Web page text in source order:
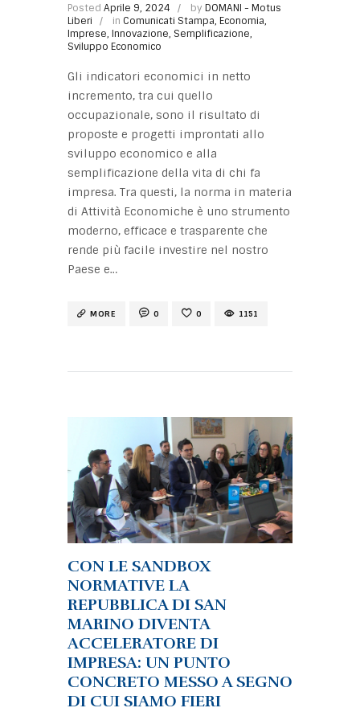
Posted Aprile 9, 2024 by DOMANI - Motus
Liberi
in Comunicati Stampa, Economia,
Imprese, Innovazione, Semplificazione,
Sviluppo Economico
Gli indicatori economici in netto
incremento, tra cui quello
occupazionale, sono il risultato di
proposte e progetti improntati allo
sviluppo economico e alla
semplificazione della vita di chi fa
impresa. Tra questi, la norma in materia
di Attività Economiche è uno strumento
moderno, efficace e trasparente che
rende più facile investire nel nostro
Paese e…
MORE 0 0 1151
CON LE SANDBOX
NORMATIVE LA
REPUBBLICA DI SAN
MARINO DIVENTA
ACCELERATORE DI
IMPRESA: UN PUNTO
CONCRETO MESSO A SEGNO
DI CUI SIAMO FIERI